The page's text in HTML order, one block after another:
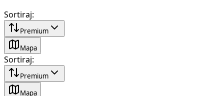
Sortiraj:
Premium
Mapa
Sortiraj:
Premium
Mapa